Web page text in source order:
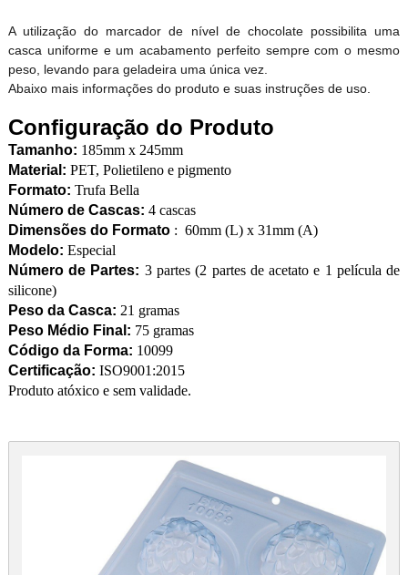
A utilização do marcador de nível de chocolate possibilita uma
casca uniforme e um acabamento perfeito sempre com o mesmo
peso, levando para geladeira uma única vez.
Abaixo mais informações do produto e suas instruções de uso.
Configuração do Produto
Tamanho: 185mm x 245mm
Material: PET, Polietileno e pigmento
Formato: Trufa Bella
Número de Cascas: 4 cascas
Dimensões do Formato : 60mm (L) x 31mm (A)
Modelo: Especial
Número de Partes: 3 partes (2 partes de acetato e 1 película de
silicone)
Peso da Casca: 21 gramas
Peso Médio Final: 75 gramas
Código da Forma: 10099
Certificação: ISO9001:2015
Produto atóxico e sem validade.